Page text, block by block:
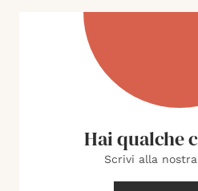
Hai qualche
Scrivi alla